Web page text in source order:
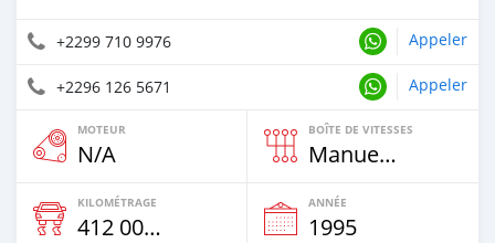
+2299 710 9976 Appeler
+2296 126 5671 Appeler
MOTEUR
N/A
BOÎTE DE VITESSES
Manuelle
KILOMÉTRAGE
412 000 Km
ANNÉE
1995